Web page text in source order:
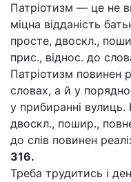
Патріотизм — це не
міцна відданість
просте, двоскл.,
прис., віднос. до
Патріотизм повинен
словах, а й у
у прибиранні
двоскл., пошир.,
до слів повинен
316.
Треба трудитись і